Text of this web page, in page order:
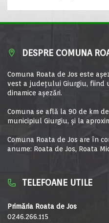
DESPRE COMUNA
Comuna Roata de Jos este
vest a judeţului Giurgiu, fiind
dinamice aşezări.
Comuna se află la 90 de km
municipiul Giurgiu, şi la
Comuna Roata de Jos are în
anume: Roata de Jos, Roata
TELEFOANE UTILE
Primăria Roata de Jos
0246.266.115